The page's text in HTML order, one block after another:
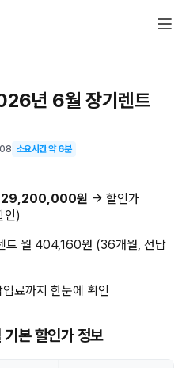
년 6월 장기렌트
소요시간 약6분
29,200,000원 → 할인가
인)
트 월 404,160원 (36개월, 선납
료까지 한눈에 확인
본 할인가 정보